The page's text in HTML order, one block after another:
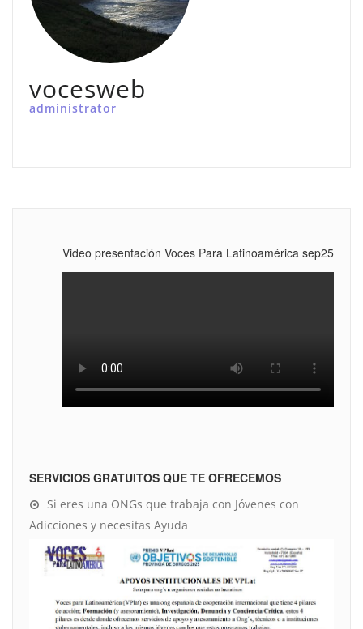
vocesweb
administrator
Video presentación Voces Para Latinoamérica sep25
SERVICIOS GRATUITOS QUE TE OFRECEMOS
Si eres una ONGs que trabaja con Jóvenes con
Adicciones y necesitas Ayuda